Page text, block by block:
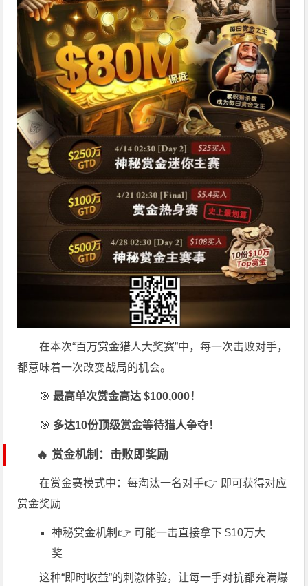
在本次“百万赏金猎人大奖赛”中，每一次击败对手，
都意味着一次改变战局的机会。
🎯最高单次赏金高达 $100,000！
🎯 多达10份顶级赏金等待猎人争夺！
🔥 赏金机制：击败即奖励
在赏金赛模式中：每淘汰一名对手👉 即可获得对应
赏金奖励
神秘赏金机制👉 可能一击直接拿下 $10万大
奖
这种“即时收益”的刺激体验，让每一手对抗都充满爆